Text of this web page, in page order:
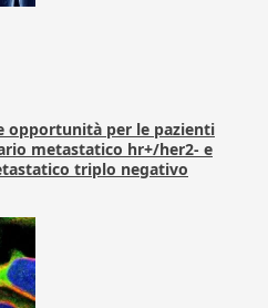
opportunità per le pazienti
metastatico hr+/her2- e
triplo negativo